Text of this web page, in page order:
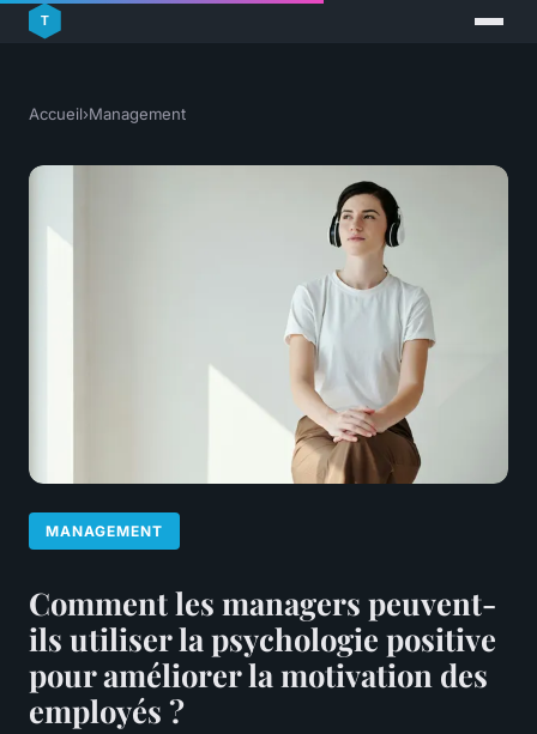
Accueil›Management
MANAGEMENT
Comment les managers peuvent-
ils utiliser la psychologie positive
pour améliorer la motivation des
employés ?